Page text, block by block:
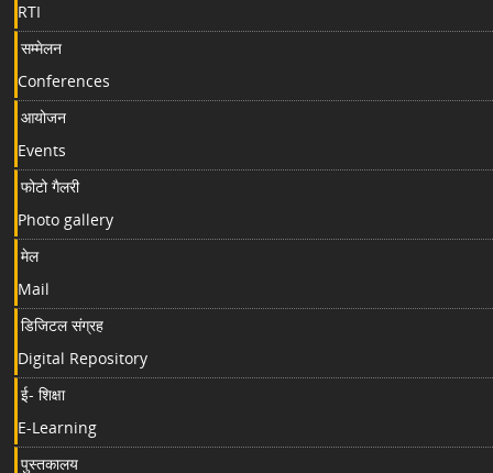
RTI
सम्मेलन
Conferences
आयोजन
Events
फोटो गैलरी
Photo gallery
मेल
Mail
डिजिटल संग्रह
Digital Repository
ई- शिक्षा
E-Learning
पुस्तकालय